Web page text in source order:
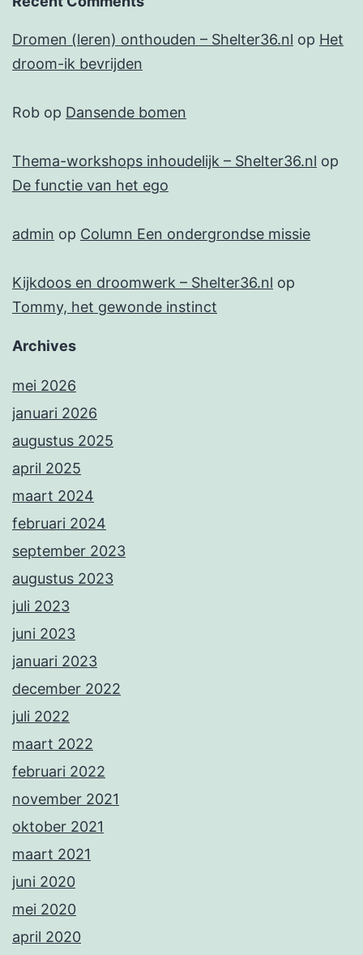
Dromen (leren) onthouden – Shelter36.nl op Het
droom-ik bevrijden
Rob op Dansende bomen
Thema-workshops inhoudelijk – Shelter36.nl op
De functie van het ego
admin op Column Een ondergrondse missie
Kijkdoos en droomwerk – Shelter36.nl op
Tommy, het gewonde instinct
Archives
mei 2026
januari 2026
augustus 2025
april 2025
maart 2024
februari 2024
september 2023
augustus 2023
juli 2023
juni 2023
januari 2023
december 2022
juli 2022
maart 2022
februari 2022
november 2021
oktober 2021
maart 2021
juni 2020
mei 2020
april 2020